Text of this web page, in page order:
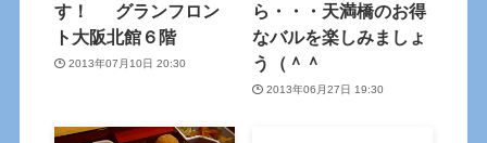
す！ グランフロン
ト大阪北館６階
2013年07月10日 20:30
ら・・・天満橋のお得
なバルを楽しみましょ
う（＾＾
2013年06月27日 19:30